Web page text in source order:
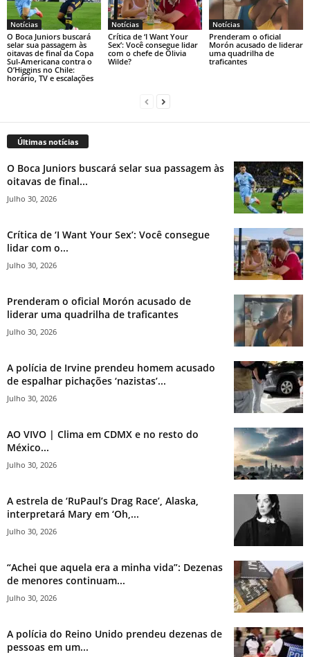
Notícias
O Boca Juniors buscará
selar sua passagem às
oitavas de final da Copa
Sul-Americana contra o
O’Higgins no Chile:
horário, TV e escalações
Notícias
Crítica de ‘I Want Your
Sex’: Você consegue lidar
com o chefe de Olivia
Wilde?
Notícias
Prenderam o oficial
Morón acusado de liderar
uma quadrilha de
traficantes
Últimas notícias
O Boca Juniors buscará selar sua passagem às
oitavas de final...
Julho 30, 2026
Crítica de ‘I Want Your Sex’: Você consegue
lidar com o...
Julho 30, 2026
Prenderam o oficial Morón acusado de
liderar uma quadrilha de traficantes
Julho 30, 2026
A polícia de Irvine prendeu homem acusado
de espalhar pichações ‘nazistas’...
Julho 30, 2026
AO VIVO | Clima em CDMX e no resto do
México...
Julho 30, 2026
A estrela de ‘RuPaul’s Drag Race’, Alaska,
interpretará Mary em ‘Oh,...
Julho 30, 2026
“Achei que aquela era a minha vida”: Dezenas
de menores continuam...
Julho 30, 2026
A polícia do Reino Unido prendeu dezenas de
pessoas em um...